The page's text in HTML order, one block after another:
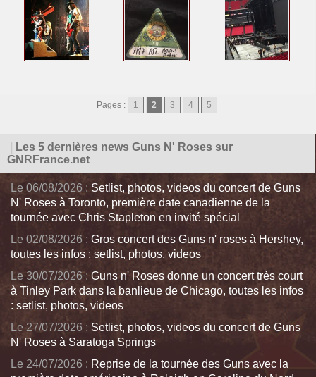
Pages : 1 2 3 4 5
Les 5 dernières news Guns N' Roses sur
GNRFrance.net
Le 06/08/2026 : Setlist, photos, videos du concert de Guns
N' Roses à Toronto, première date canadienne de la
tournée avec Chris Stapleton en invité spécial
Le 02/08/2026 : Gros concert des Guns n' roses à Hershey,
toutes les infos : setlist, photos, videos
Le 30/07/2026 : Guns n' Roses donne un concert très court
à Tinley Park dans la banlieue de Chicago, toutes les infos
: setlist, photos, videos
Le 27/07/2026 : Setlist, photos, videos du concert de Guns
N' Roses à Saratoga Springs
Le 24/07/2026 : Reprise de la tournée des Guns avec la